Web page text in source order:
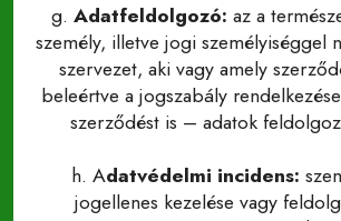
g. Adatfeldolgozó: az a
személy, illetve jogi személyiséggel
szervezet, aki vagy amely
beleértve a jogszabály
szerződést is – adatok
h. Adatvédelmi incidens:
jogellenes kezelése vagy